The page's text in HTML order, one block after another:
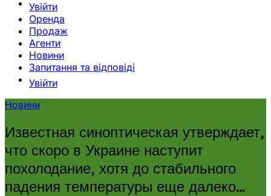
Увійти
Оренда
Продаж
Агенти
Новини
Запитання та відповіді
Увійти
Новини
Известная синоптическая утверждает,
что скоро в Украине наступит
похолодание, хотя до стабильного
падения температуры еще далеко…